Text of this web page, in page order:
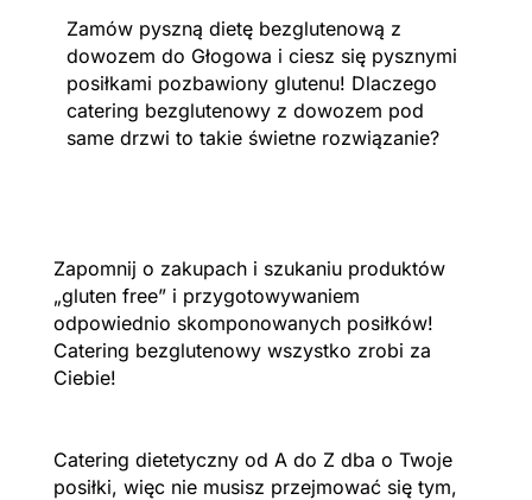
Zamów pyszną dietę bezglutenową z
dowozem do Głogowa i ciesz się pysznymi
posiłkami pozbawiony glutenu! Dlaczego
catering bezglutenowy z dowozem pod
same drzwi to takie świetne rozwiązanie?
Zapomnij o zakupach i szukaniu produktów
„gluten free” i przygotowywaniem
odpowiednio skomponowanych posiłków!
Catering bezglutenowy wszystko zrobi za
Ciebie!
Catering dietetyczny od A do Z dba o Twoje
posiłki, więc nie musisz przejmować się tym,